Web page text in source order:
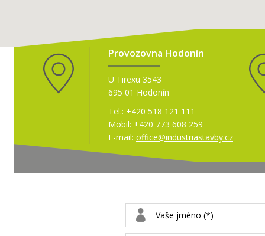
Provozovna Hodonín
U Tirexu 3543
695 01 Hodonín
Tel.: +420 518 121 111
Mobil: +420 773 608 259
E-mail: office@industriastavby.cz